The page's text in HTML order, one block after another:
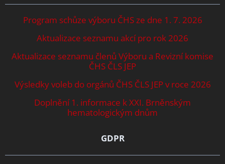
Program schůze výboru ČHS ze dne 1. 7. 2026
Aktualizace seznamu akcí pro rok 2026
Aktualizace seznamu členů Výboru a Revizní komise
ČHS ČLS JEP
Výsledky voleb do orgánů ČHS ČLS JEP v roce 2026
Doplnění 1. informace k XXI. Brněnským
hematologickým dnům
GDPR